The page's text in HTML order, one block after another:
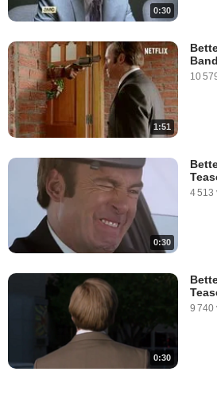
0:30
1:51
10
0:30
4 513
0:30
9 740